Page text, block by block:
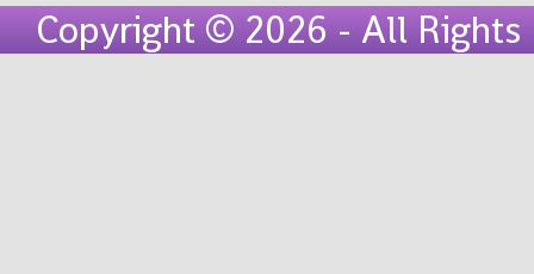
Copyright © 2026 - All Rights